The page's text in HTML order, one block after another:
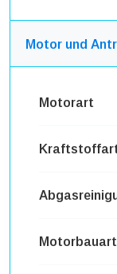
Motor und
Motorart
Motorbauart